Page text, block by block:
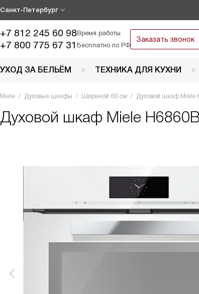
Санкт-Петербург
+7 812 245 60 98Время работы
+7 800 775 67 31 Бесплатно по РФ
Заказать звонок
УХОД ЗА БЕЛЬЁМ ТЕХНИКА ДЛЯ КУХНИ
Miele Духовые шкафы Шириной 60 см Духовой шкаф Miele
Духовой шкаф Miele